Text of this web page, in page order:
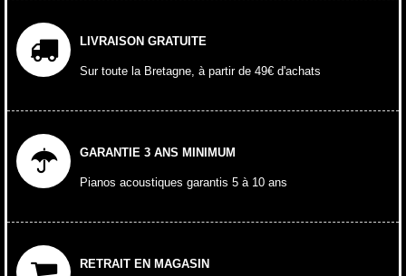
LIVRAISON GRATUITE
Sur toute la Bretagne, à partir de 49€ d'achats
GARANTIE 3 ANS MINIMUM
Pianos acoustiques garantis 5 à 10 ans
RETRAIT EN MAGASIN